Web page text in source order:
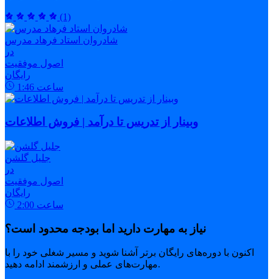
(1)
شادروان استاد فرهاد مدرس
در
اصول موفقیت
رایگان
1:46 ساعت
وبینار از تدریس تا درآمد | فروش اطلاعات
جلیل گلشن
در
اصول موفقیت
رایگان
2:00 ساعت
نیاز به مهارت دارید اما بودجه محدود است؟
اکنون با دوره‌های رایگان برتر آشنا شوید و مسیر شغلی خود را با
مهارت‌های عملی و ارزشمند ادامه دهید.